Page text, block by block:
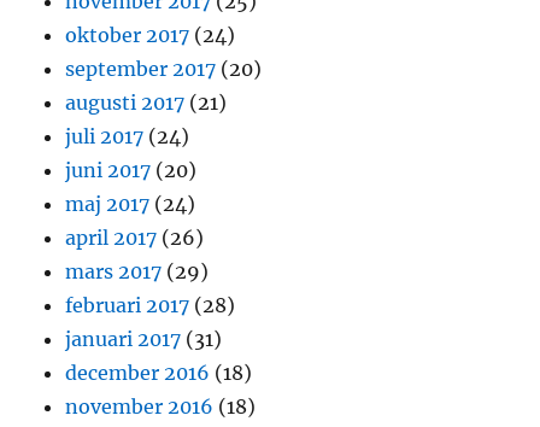
oktober 2017 (24)
september 2017 (20)
augusti 2017 (21)
juli 2017 (24)
juni 2017 (20)
maj 2017 (24)
april 2017 (26)
mars 2017 (29)
februari 2017 (28)
januari 2017 (31)
december 2016 (18)
november 2016 (18)